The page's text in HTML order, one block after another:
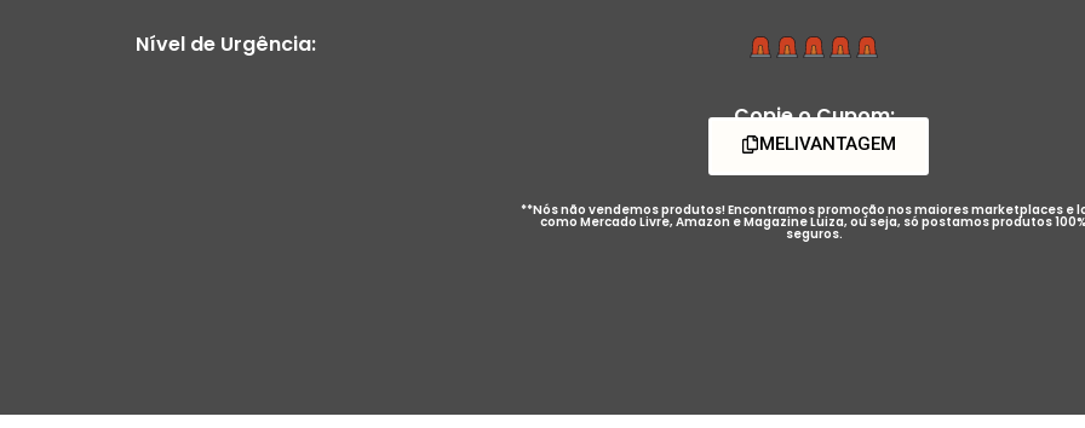
Nível de Urgência:
Copie o Cupom:
MELIVANTAGEM
**Nós não vendemos produtos! Encontramos promoção nos maiores marketplaces e
como Mercado Livre, Amazon e Magazine Luiza, ou seja, só postamos produtos 100%
seguros.